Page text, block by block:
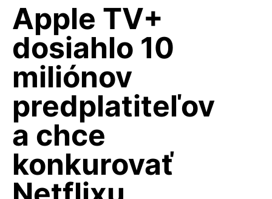
Apple TV+
dosiahlo 10
miliónov
predplatiteľov
a chce
konkurovať